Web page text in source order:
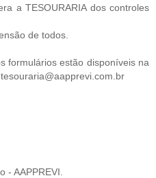
a TESOURARIA dos controles
de todos.
formulários estão disponíveis na
- AAPPREVI.